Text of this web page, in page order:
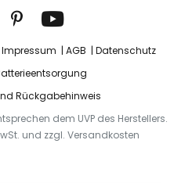
Impressum AGB
Datenschutz
Rückgabehinweis
dem UVP des Herstellers.
und zzgl. Versandkosten